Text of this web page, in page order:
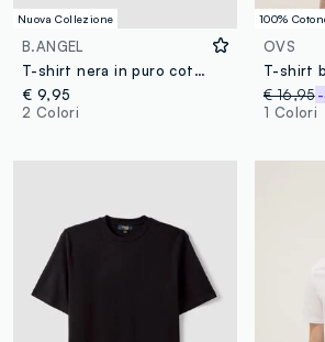
Nuova Collezione
B.ANGEL
T-shirt nera in puro cotone girocollo con taschino boxy fit
€ 9,95
2 Colori
100%
OVS
€ 16,95
1 Colori